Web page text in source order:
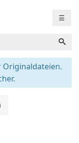
☰
Originaldateien.